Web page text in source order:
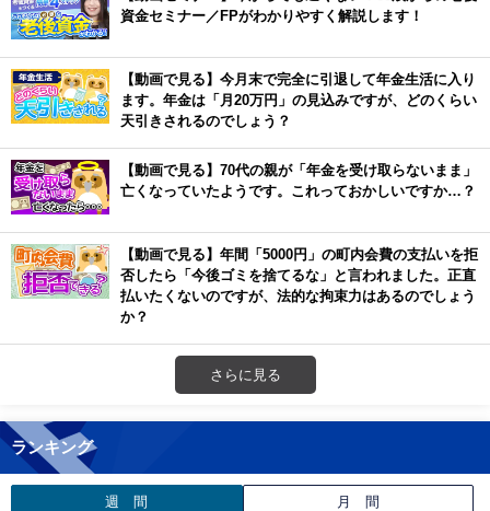
資金セミナー／FPがわかりやすく解説します！
【動画で見る】今月末で完全に引退して年金生活に入り
ます。年金は「月20万円」の見込みですが、どのくらい
天引きされるのでしょう？
【動画で見る】70代の親が「年金を受け取らないまま」
亡くなっていたようです。これっておかしいですか…？
【動画で見る】年間「5000円」の町内会費の支払いを拒
否したら「今後ゴミを捨てるな」と言われました。正直
払いたくないのですが、法的な拘束力はあるのでしょう
か？
さらに見る
ランキング
週 間 月 間